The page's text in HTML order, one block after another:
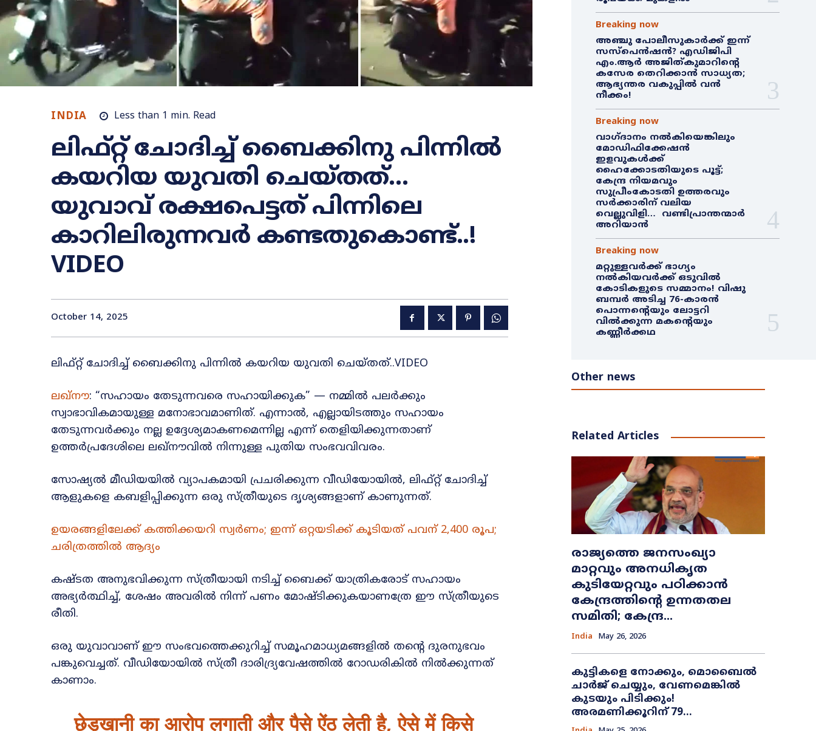
INDIA Less than 1 min. Read
ലിഫ്റ്റ് ചോദിച്ച് ബൈക്കിനു പിന്നിൽ
കയറിയ യുവതി ചെയ്തത്…
യുവാവ് രക്ഷപെട്ടത് പിന്നിലെ
കാറിലിരുന്നവർ കണ്ടതുകൊണ്ട്..!
VIDEO
October 14, 2025
ലിഫ്റ്റ് ചോദിച്ച് ബൈക്കിനു പിന്നിൽ കയറിയ യുവതി ചെയ്തത്..VIDEO
ലഖ്‌നൗ: “സഹായം തേടുന്നവരെ സഹായിക്കുക” — നമ്മിൽ പലർക്കും
സ്വാഭാവികമായുള്ള മനോഭാവമാണിത്. എന്നാൽ, എല്ലായിടത്തും സഹായം
തേടുന്നവർക്കും നല്ല ഉദ്ദേശ്യമാകണമെന്നില്ല എന്ന് തെളിയിക്കുന്നതാണ്
ഉത്തർപ്രദേശിലെ ലഖ്‌നൗവിൽ നിന്നുള്ള പുതിയ സംഭവവിവരം.
സോഷ്യൽ മീഡിയയിൽ വ്യാപകമായി പ്രചരിക്കുന്ന വീഡിയോയിൽ, ലിഫ്റ്റ് ചോദിച്ച്
ആളുകളെ കബളിപ്പിക്കുന്ന ഒരു സ്ത്രീയുടെ ദൃശ്യങ്ങളാണ് കാണുന്നത്.
ഉയരങ്ങളിലേക്ക് കത്തിക്കയറി സ്വർണം; ഇന്ന് ഒറ്റയടിക്ക് കൂടിയത് പവന് 2,400 രൂപ;
ചരിത്രത്തിൽ ആദ്യം
കഷ്ടത അനുഭവിക്കുന്ന സ്ത്രീയായി നടിച്ച് ബൈക്ക് യാത്രികരോട് സഹായം
അഭ്യർത്ഥിച്ച്, ശേഷം അവരിൽ നിന്ന് പണം മോഷ്ടിക്കുകയാണത്രേ ഈ സ്ത്രീയുടെ
രീതി.
ഒരു യുവാവാണ് ഈ സംഭവത്തെക്കുറിച്ച് സമൂഹമാധ്യമങ്ങളിൽ തന്റെ ദുരനുഭവം
പങ്കുവെച്ചത്. വീഡിയോയിൽ സ്ത്രീ ദാരിദ്ര്യവേഷത്തിൽ റോഡരികിൽ നിൽക്കുന്നത്
കാണാം.
Breaking now
അഞ്ചു പോലീസുകാർക്ക് ഇന്ന്
സസ്‌പെൻഷൻ? എഡിജിപി
എം.ആർ അജിത്കുമാറിൻ്റെ
കസേര തെറിക്കാൻ സാധ്യത;
ആഭ്യന്തര വകുപ്പിൽ വൻ
നീക്കം!
Breaking now
വാഗ്ദാനം നൽകിയെങ്കിലും
മോഡിഫിക്കേഷൻ
ഇളവുകൾക്ക്
ഹൈക്കോടതിയുടെ പൂട്ട്;
കേന്ദ്ര നിയമവും
സുപ്രീംകോടതി ഉത്തരവും
സർക്കാരിന് വലിയ
വെല്ലുവിളി… വണ്ടിപ്രാന്തന്മാർ
അറിയാൻ
Breaking now
മറ്റുള്ളവർക്ക് ഭാഗ്യം
നൽകിയവർക്ക് ഒടുവിൽ
കോടികളുടെ സമ്മാനം! വിഷു
ബമ്പർ അടിച്ച 76-കാരൻ
പൊന്നന്റെയും ലോട്ടറി
വിൽക്കുന്ന മകന്റെയും
കണ്ണീർക്കഥ
Other news
Related Articles
രാജ്യത്തെ ജനസംഖ്യാ
മാറ്റവും അനധികൃത
കുടിയേറ്റവും പഠിക്കാൻ
കേന്ദ്രത്തിന്റെ ഉന്നതതല
സമിതി; കേന്ദ്ര...
India May 26, 2026
കുട്ടികളെ നോക്കും, മൊബൈൽ
ചാർജ് ചെയ്യും, വേണമെങ്കിൽ
കുടയും പിടിക്കും!
അരമണിക്കൂറിന് 79...